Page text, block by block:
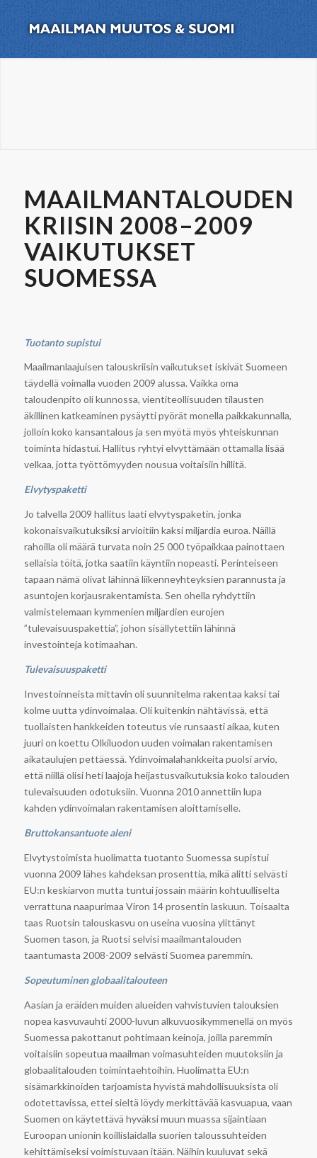
MAAILMANTALOUDEN
KRIISIN 2008–2009
VAIKUTUKSET
SUOMESSA
Tuotanto supistui
Maailmanlaajuisen talouskriisin vaikutukset iskivät Suomeen
täydellä voimalla vuoden 2009 alussa. Vaikka oma
taloudenpito oli kunnossa, vientiteollisuuden tilausten
äkillinen katkeaminen pysäytti pyörät monella paikkakunnalla,
jolloin koko kansantalous ja sen myötä myös yhteiskunnan
toiminta hidastui. Hallitus ryhtyi elvyttämään ottamalla lisää
velkaa, jotta työttömyyden nousua voitaisiin hillitä.
Elvytyspaketti
Jo talvella 2009 hallitus laati elvytyspaketin, jonka
kokonaisvaikutuksiksi arvioitiin kaksi miljardia euroa. Näillä
rahoilla oli määrä turvata noin 25 000 työpaikkaa painottaen
sellaisia töitä, jotka saatiin käyntiin nopeasti. Perinteiseen
tapaan nämä olivat lähinnä liikenneyhteyksien parannusta ja
asuntojen korjausrakentamista. Sen ohella ryhdyttiin
valmistelemaan kymmenien miljardien eurojen
”tulevaisuuspakettia”, johon sisällytettiin lähinnä
investointeja kotimaahan.
Tulevaisuuspaketti
Investoinneista mittavin oli suunnitelma rakentaa kaksi tai
kolme uutta ydinvoimalaa. Oli kuitenkin nähtävissä, että
tuollaisten hankkeiden toteutus vie runsaasti aikaa, kuten
juuri on koettu Olkiluodon uuden voimalan rakentamisen
aikataulujen pettäessä. Ydinvoimalahankkeita puolsi arvio,
että niillä olisi heti laajoja heijastusvaikutuksia koko talouden
tulevaisuuden odotuksiin. Vuonna 2010 annettiin lupa
kahden ydinvoimalan rakentamisen aloittamiselle.
Bruttokansantuote aleni
Elvytystoimista huolimatta tuotanto Suomessa supistui
vuonna 2009 lähes kahdeksan prosenttia, mikä alitti selvästi
EU:n keskiarvon mutta tuntui jossain määrin kohtuulliselta
verrattuna naapurimaa Viron 14 prosentin laskuun. Toisaalta
taas Ruotsin talouskasvu on useina vuosina ylittänyt
Suomen tason, ja Ruotsi selvisi maailmantalouden
taantumasta 2008-2009 selvästi Suomea paremmin.
Sopeutuminen globaalitalouteen
Aasian ja eräiden muiden alueiden vahvistuvien talouksien
nopea kasvuvauhti 2000-luvun alkuvuosikymmenellä on myös
Suomessa pakottanut pohtimaan keinoja, joilla paremmin
voitaisiin sopeutua maailman voimasuhteiden muutoksiin ja
globaalitalouden toimintaehtoihin. Huolimatta EU:n
sisämarkkinoiden tarjoamista hyvistä mahdollisuuksista oli
odotettavissa, ettei sieltä löydy merkittävää kasvuapua, vaan
Suomen on käytettävä hyväksi muun muassa sijaintiaan
Euroopan unionin koillislaidalla suorien taloussuhteiden
kehittämiseksi voimistuvaan itään. Näihin kuuluvat sekä